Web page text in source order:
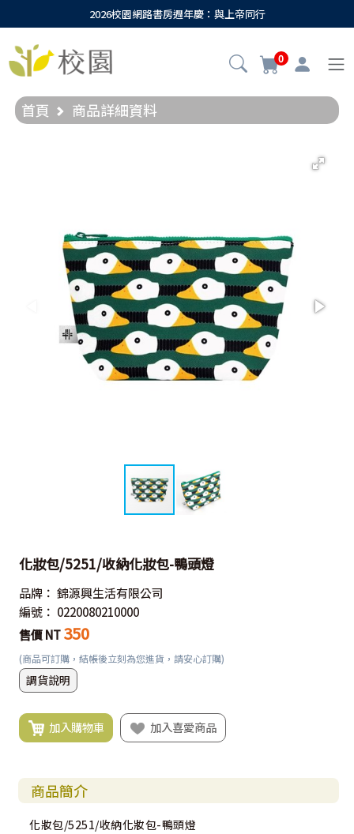
2026校園網路書房週年慶：與上帝同行
0
首頁 商品詳細資料
化妝包/5251/收納化妝包-鴨頭燈
品牌： 錦源興生活有限公司
編號： 0220080210000
售價 NT 350
(商品可訂購，結帳後立刻為您進貨，請安心訂購)
調貨說明
加入購物車 加入喜愛商品
商品簡介
化妝包/5251/收納化妝包-鴨頭燈